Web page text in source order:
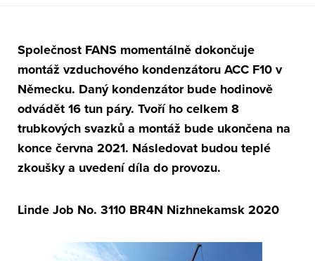
Společnost FANS momentálně dokončuje
montáž vzduchového kondenzátoru ACC F10 v
Německu. Daný kondenzátor bude hodinově
odvádět 16 tun páry. Tvoří ho celkem 8
trubkových svazků a montáž bude ukončena na
konce června 2021. Následovat budou teplé
zkoušky a uvedení díla do provozu.
Linde Job No. 3110 BR4N Nizhnekamsk 2020